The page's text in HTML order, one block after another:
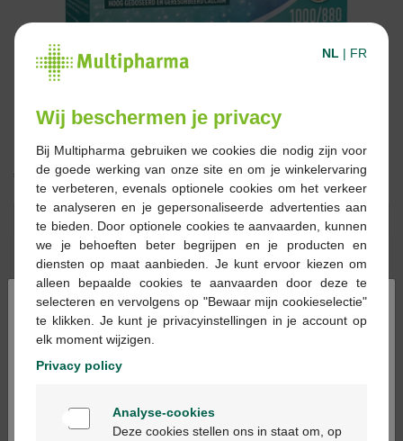
€ 45,90
Bestellen Reserveren
Op voorraad online
- + In winkelmandje
Max. aantal = 12
werkdag geleverd
×
Bienvenue
NL | FR
Wij beschermen je privacy
Bij Multipharma gebruiken we cookies die nodig zijn voor
de goede werking van onze site en om je winkelervaring
te verbeteren, evenals optionele cookies om het verkeer
te analyseren en je gepersonaliseerde advertenties aan
te bieden. Door optionele cookies te aanvaarden, kunnen
we je behoeften beter begrijpen en je producten en
diensten op maat aanbieden. Je kunt ervoor kiezen om
alleen bepaalde cookies te aanvaarden door deze te
selecteren en vervolgens op "Bewaar mijn cookieselectie"
te klikken. Je kunt je privacyinstellingen in je account op
elk moment wijzigen.
Privacy policy
Analyse-cookies
Deze cookies stellen ons in staat om, op